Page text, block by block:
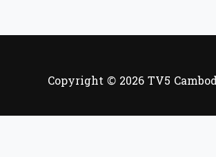
Copyright © 2026 TV5